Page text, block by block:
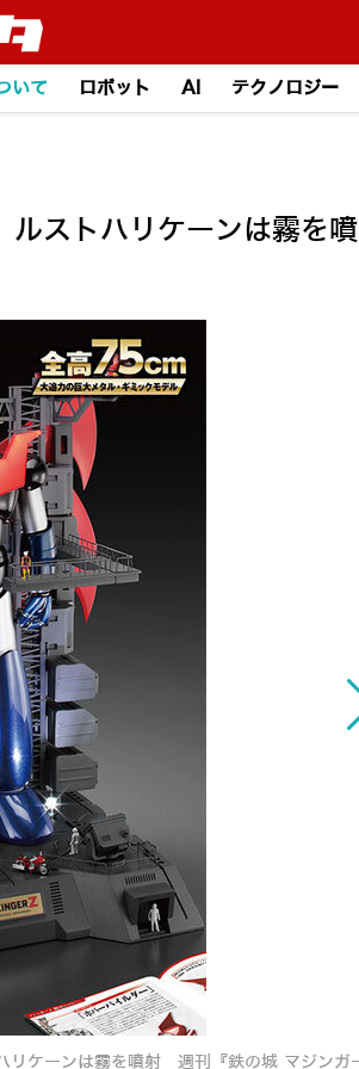
いて ロボット AI テクノロジー
ストハリケーンは霧を
リケーンは霧を噴射 週刊『鉄の城 マジンガ